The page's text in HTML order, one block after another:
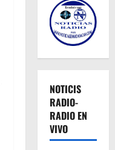
NOTICIS
RADIO-
RADIO EN
VIVO